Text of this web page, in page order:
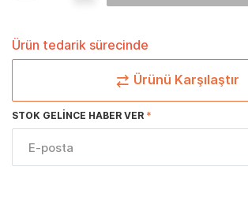
Ürün tedarik sürecinde
Ürünü Karşılaştır
STOK GELINCE HABER VER